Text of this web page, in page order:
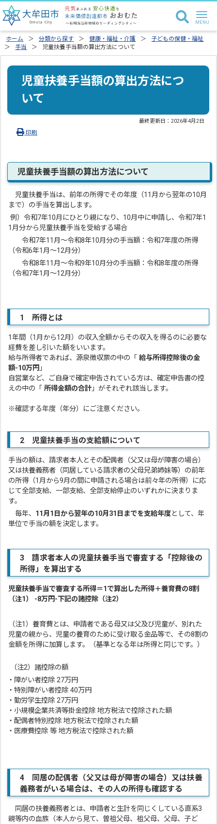
ホーム 分類から探す 健康・福祉・介護
子どもの保健・福祉
手当
児童扶養手当額の算出方法について
児童扶養手当額の算出方法につ
いて
最終更新日：2026年4月2日
印刷
児童扶養手当額の算出方法について
児童扶養手当は、前年の所得でその年度（11月から翌年の10月
まで）の手当を算出します。
例）令和7年10月にひとり親になり、10月中に申請し、令和7年1
1月分から児童扶養手当を受給する場合
令和7年11月～令和8年10月分の手当額：令和7年度の所得
（令和6年1月～12月分）
令和8年11月～令和9年10月分の手当額：令和8年度の所得
（令和7年1月～12月分）
1 所得とは
1年間（1月から12月）の収入全額からその収入を得るのに必要な
経費を差し引いた額をいいます。
給与所得者であれば、源泉徴収票の中の「給与所得控除後の金
額-10万円 」
自営業など、ご自身で確定申告されている方は、確定申告書の控
えの中の「所得金額の合計 」がそれぞれ該当します。
※確認する年度（年分）にご注意ください。
2 児童扶養手当の支給額について
手当の額は、請求者本人とその配偶者（父又は母が障害の場合）
又は扶養義務者（同居している請求者の父母兄弟姉妹等）の前年
の所得（1月から9月の間に申請される場合は前々年の所得）に応
じて全部支給、一部支給、全部支給停止のいずれかに決まりま
す。
毎年、 11月1日から翌年の10月31日までを支給年度として、年
単位で手当の額を決定します。
3 請求者本人の児童扶養手当で審査する「控除後の
所得」を算出する
児童扶養手当で審査する所得＝1で算出した所得＋養育費の8割
（注1） -8万円-下記の諸控除（注2）
（注1）養育費とは、申請者である母又は父及び児童が、別れた
児童の親から、児童の養育のために受け取る金品等で、その8割の
金額を所得に加算します。（基準となる年は所得と同じです。）
（注2）諸控除の額
・障がい者控除 27万円
・特別障がい者控除 40万円
・勤労学生控除 27万円
・小規模企業共済等掛金控除 地方税法で控除された額
・配偶者特別控除 地方税法で控除された額
・医療費控除 等 地方税法で控除された額
4 同居の配偶者（父又は母が障害の場合）又は扶養
義務者がいる場合は、その人の所得も確認する
同居の扶養義務者とは、申請者と生計を同じくしている直系3
親等内の血族（本人から見て、曽祖父母、祖父母、父母、子ど